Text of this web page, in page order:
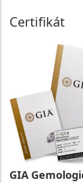
Certifikát
GIA